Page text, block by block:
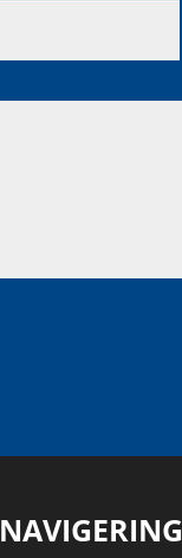
NAVIGERING